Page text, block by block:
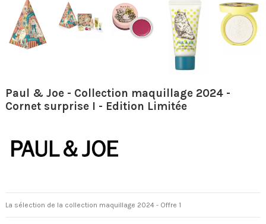
Paul & Joe - Collection maquillage 2024 -
Cornet surprise I - Edition Limitée
La sélection de la collection maquillage 2024 - Offre 1